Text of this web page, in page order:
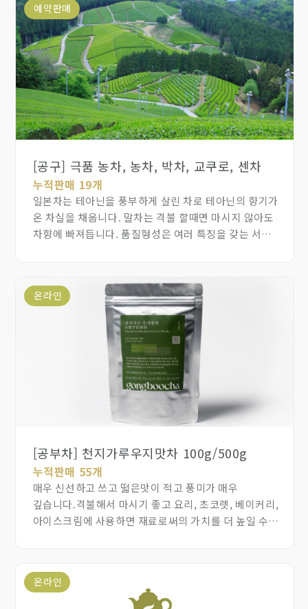
예약판매
[공구] 극품 농차, 농차, 박차, 교쿠로, 센차
누적판매 19개
일본차는 테아닌을 풍부하게 살린 차로 테아닌의 향기가
온 차실을 채웁니다. 말차는 격불 할때면 마시지 않아도
차향에 빠져듭니다. 품질형성은 여러 특징을 갖는 서로
기후변화로 인해 수확량 감소, 전세계 수요 증가로 인해
가격이 2배 올랐고 1인 구매 제한을 합니다. 덩달아 한국
녹차도 26년도 약 40% 인상 됩니다.
온라인
[공부차] 천지가루우지맛차 100g/500g
누적판매 55개
매우 신선하고 쓰고 떫은맛이 적고 풍미가 매우
깊습니다.격불해서 마시기 좋고 요리, 초코렛, 베이커리,
아이스크림에 사용하면 재료로써의 가치를 더 높일 수
온라인